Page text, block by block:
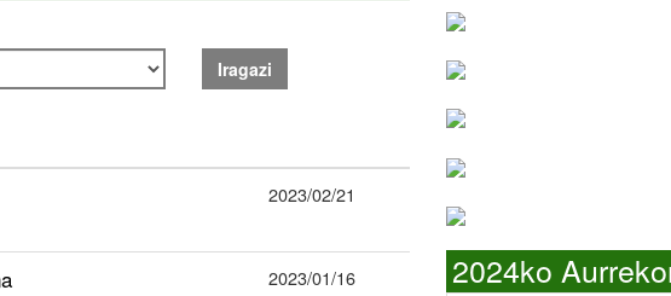
Iragazi
2023/02/21
2023/01/16 2024ko